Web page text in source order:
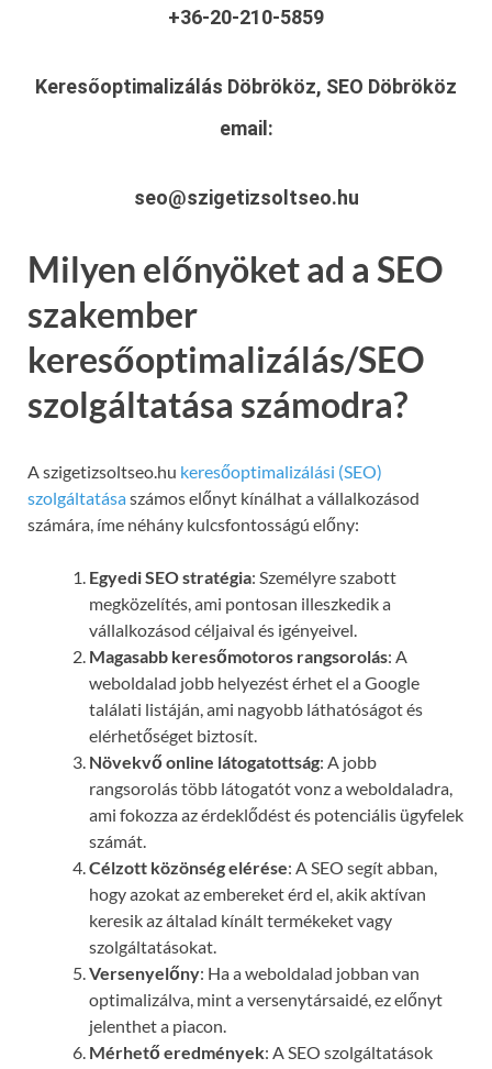
+36-20-210-5859
Keresőoptimalizálás Döbrököz, SEO Döbrököz
email:
seo@szigetizsoltseo.hu
Milyen előnyöket ad a SEO
szakember
keresőoptimalizálás/SEO
szolgáltatása számodra?
A szigetizsoltseo.hu keresőoptimalizálási (SEO)
szolgáltatásaszámos előnyt kínálhat a vállalkozásod
számára, íme néhány kulcsfontosságú előny:
Egyedi SEO stratégia: Személyre szabott
megközelítés, ami pontosan illeszkedik a
vállalkozásod céljaival és igényeivel.
Magasabb keresőmotoros rangsorolás: A
weboldalad jobb helyezést érhet el a Google
találati listáján, ami nagyobb láthatóságot és
elérhetőséget biztosít.
Növekvő online látogatottság: A jobb
rangsorolás több látogatót vonz a weboldaladra,
ami fokozza az érdeklődést és potenciális ügyfelek
számát.
Célzott közönség elérése: A SEO segít abban,
hogy azokat az embereket érd el, akik aktívan
keresik az általad kínált termékeket vagy
szolgáltatásokat.
Versenyelőny: Ha a weboldalad jobban van
optimalizálva, mint a versenytársaidé, ez előnyt
jelenthet a piacon.
Mérhető eredmények: A SEO szolgáltatások